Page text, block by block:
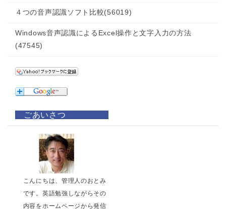
４つの音声認識ソフト比較(56019)
Windows音声認識によるExcel操作と文字入力の方法
(47545)
ごあいさつ
こんにちは、管理人のおとみ
です。英語勉強しながらその
内容をホームページから発信